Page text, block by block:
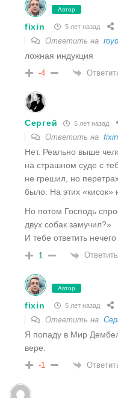
Автор
fixin 5 лет назад
Ответить на
ложная индукция
-4
Сергей 5 лет назад
Ответить на fixin
Нет. Реально выше
на страшном суде с
не грешил, но
было. На этих «кисок»
Но потом Господь
двух собак замучил?»
И тебе ответить
1 Ответить
Автор
fixin 5 лет назад
Ответить на
Я попаду в Мир
вере.
-1